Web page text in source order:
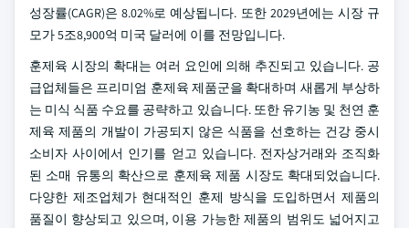
성장률(CAGR)은 8.02%로 예상됩니다. 또한 2029년에는 시장 규
모가 5조8,900억 미국 달러에 이를 전망입니다.
훈제육 시장의 확대는 여러 요인에 의해 추진되고 있습니다. 공
급업체들은 프리미엄 훈제육 제품군을 확대하며 새롭게 부상하
는 미식 식품 수요를 공략하고 있습니다. 또한 유기농 및 천연 훈
제육 제품의 개발이 가공되지 않은 식품을 선호하는 건강 중시
소비자 사이에서 인기를 얻고 있습니다. 전자상거래와 조직화
된 소매 유통의 확산으로 훈제육 제품 시장도 확대되었습니다.
다양한 제조업체가 현대적인 훈제 방식을 도입하면서 제품의
품질이 향상되고 있으며, 이용 가능한 제품의 범위도 넓어지고